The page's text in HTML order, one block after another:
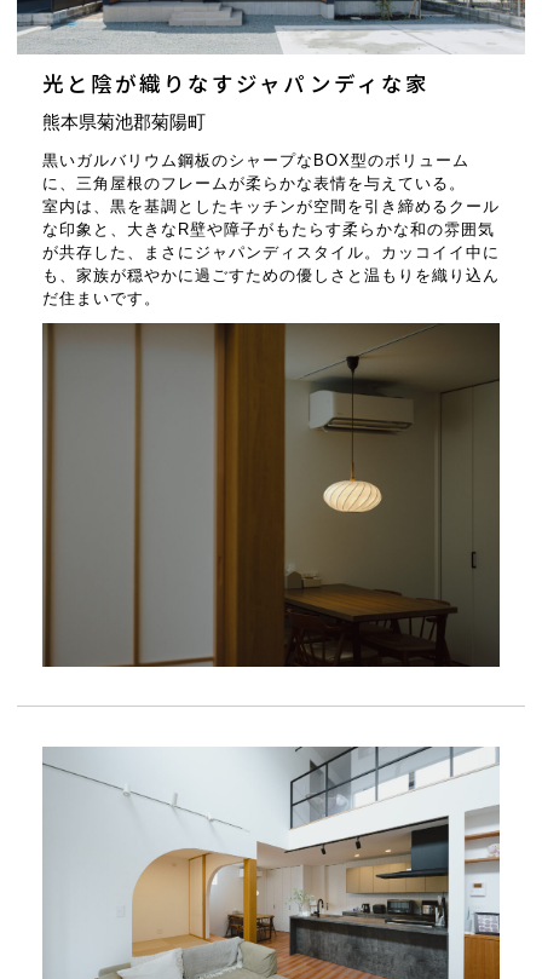
光と陰が織りなすジャパンディな家
熊本県菊池郡菊陽町
黒いガルバリウム鋼板のシャープなBOX型のボリューム
に、三角屋根のフレームが柔らかな表情を与えている。
室内は、黒を基調としたキッチンが空間を引き締めるクール
な印象と、大きなR壁や障子がもたらす柔らかな和の雰囲気
が共存した、まさにジャパンディスタイル。カッコイイ中に
も、家族が穏やかに過ごすための優しさと温もりを織り込ん
だ住まいです。